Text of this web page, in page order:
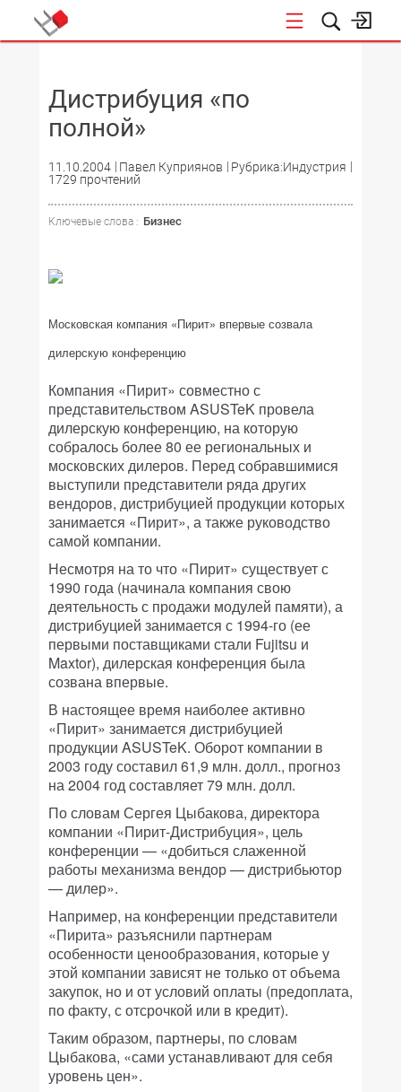
Дистрибуция «по
полной»
11.10.2004 Павел Куприянов
Рубрика:Индустрия
1729 прочтений
Ключевые слова : Бизнес
Московская компания «Пирит» впервые созвала
дилерскую конференцию
Компания «Пирит» совместно с
представительством ASUSTeK провела
дилерскую конференцию, на которую
собралось более 80 ее региональных и
московских дилеров. Перед собравшимися
выступили представители ряда других
вендоров, дистрибуцией продукции которых
занимается «Пирит», а также руководство
самой компании.
Несмотря на то что «Пирит» существует с
1990 года (начинала компания свою
деятельность с продажи модулей памяти), а
дистрибуцией занимается с 1994-го (ее
первыми поставщиками стали Fujitsu и
Maxtor), дилерская конференция была
созвана впервые.
В настоящее время наиболее активно
«Пирит» занимается дистрибуцией
продукции ASUSTeK. Оборот компании в
2003 году составил 61,9 млн. долл., прогноз
на 2004 год составляет 79 млн. долл.
По словам Сергея Цыбакова, директора
компании «Пирит-Дистрибуция», цель
конференции — «добиться слаженной
работы механизма вендор — дистрибьютор
— дилер».
Например, на конференции представители
«Пирита» разъяснили партнерам
особенности ценообразования, которые у
этой компании зависят не только от объема
закупок, но и от условий оплаты (предоплата,
по факту, с отсрочкой или в кредит).
Таким образом, партнеры, по словам
Цыбакова, «сами устанавливают для себя
уровень цен».